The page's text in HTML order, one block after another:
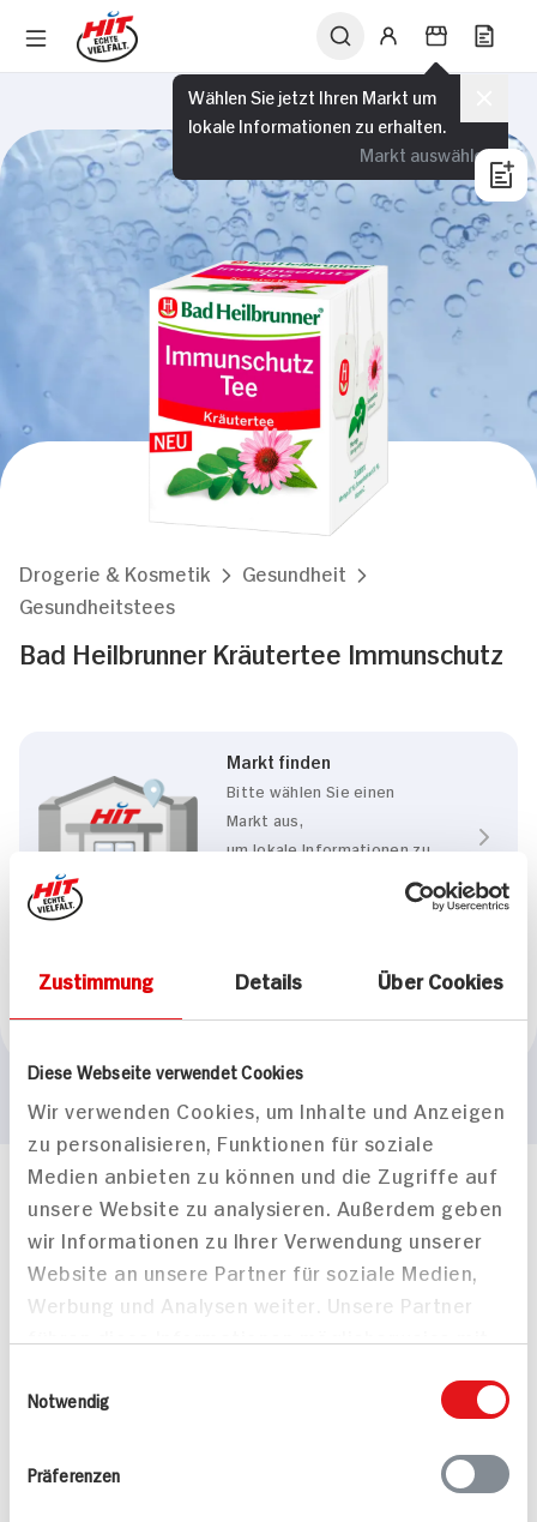
Zustimmung Details Über Cookies
Diese Webseite verwendet Cookies
Wir verwenden Cookies, um Inhalte und Anzeigen
zu personalisieren, Funktionen für soziale
Medien anbieten zu können und die Zugriffe auf
unsere Website zu analysieren. Außerdem geben
wir Informationen zu Ihrer Verwendung unserer
Website an unsere Partner für soziale Medien,
Werbung und Analysen weiter. Unsere Partner
bereitgestellt haben oder die sie im Rahmen
Notwendig
Präferenzen
Wählen Sie jetzt Ihren Markt um
lokale Informationen zu erhalten.
Markt auswählen
Drogerie & Kosmetik
Gesundheit
Gesundheitstees
Bad Heilbrunner Kräutertee Immunschutz
Markt finden
Bitte wählen Sie einen
Markt aus,
um lokale Informationen zu
Häufig gestellte Fragen
Mehr Informationen in unserem FAQ
kontakt
hit.de
Wir beantworten gerne Ihre Fragen
(0228) 42967 0
Montag - Donnerstag: 9 bis 16 Uhr
Folgen Sie uns auf TikTok